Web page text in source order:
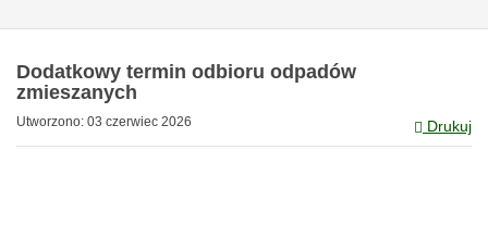
Dodatkowy termin odbioru odpadów
zmieszanych
Drukuj
Utworzono: 03 czerwiec 2026